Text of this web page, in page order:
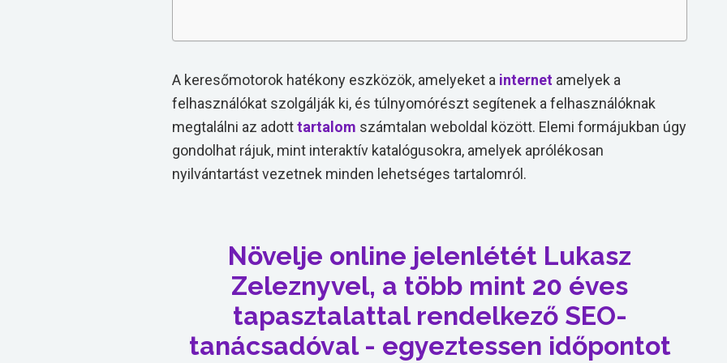
A keresőmotorok hatékony eszközök, amelyeket a internet amelyek a
felhasználókat szolgálják ki, és túlnyomórészt segítenek a felhasználóknak
megtalálni az adotttartalom számtalan weboldal között. Elemi formájukban úgy
gondolhat rájuk, mint interaktív katalógusokra, amelyek aprólékosan
nyilvántartást vezetnek minden lehetséges tartalomról.
Növelje online jelenlétét Lukasz
Zeleznyvel, a több mint 20 éves
tapasztalattal rendelkező SEO-
tanácsadóval - egyeztessen időpontot